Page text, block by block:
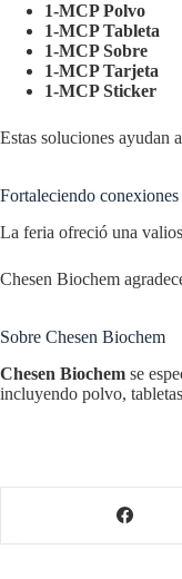
1-MCP Polvo
1-MCP Tableta
1-MCP Sobre
1-MCP Tarjeta
1-MCP Sticker
Estas soluciones ayudan
Fortaleciendo
La feria ofreció una
Chesen Biochem
Sobre Chesen Biochem
Chesen Biochem se
incluyendo polvo,